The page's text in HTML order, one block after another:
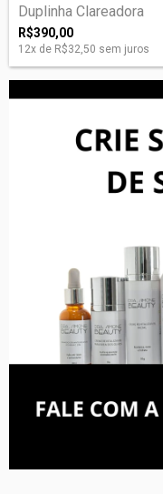
Duplinha Clareadora
R$390,00
12x de R$32,50 sem juros